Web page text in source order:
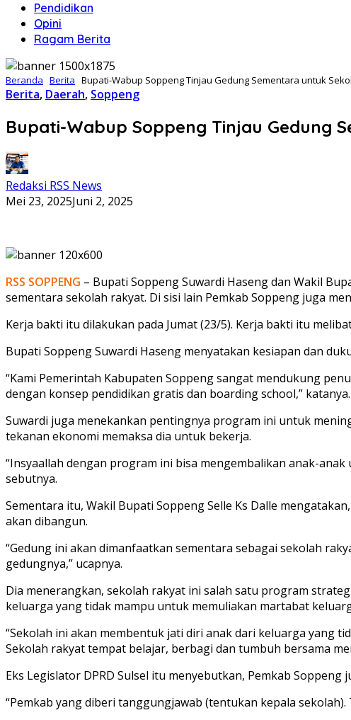
Pendidikan
Opini
Ragam Berita
Beranda Berita Bupati-Wabup Soppeng Tinjau Gedung Sementara untuk
Berita, Daerah, Soppeng
Bupati-Wabup Soppeng Tinjau Gedung
Redaksi RSS News
Mei 23, 2025Juni 2, 2025
RSS SOPPENG – Bupati Soppeng Suwardi Haseng dan Wakil
sementara sekolah rakyat. Di sisi lain Pemkab Soppeng juga
Kerja bakti itu dilakukan pada Jumat (23/5). Kerja bakti itu
Bupati Soppeng Suwardi Haseng menyatakan kesiapan dan
“Kami Pemerintah Kabupaten Soppeng sangat mendukung
dengan konsep pendidikan gratis dan boarding school,” katanya.
Suwardi juga menekankan pentingnya program ini untuk
tekanan ekonomi memaksa dia untuk bekerja.
“Insyaallah dengan program ini bisa mengembalikan anak-
sebutnya.
Sementara itu, Wakil Bupati Soppeng Selle Ks Dalle
akan dibangun.
“Gedung ini akan dimanfaatkan sementara sebagai sekolah
gedungnya,” ucapnya.
Dia menerangkan, sekolah rakyat ini salah satu program
keluarga yang tidak mampu untuk memuliakan martabat
“Sekolah ini akan membentuk jati diri anak dari keluarga yang
Sekolah rakyat tempat belajar, berbagi dan tumbuh bersama
Eks Legislator DPRD Sulsel itu menyebutkan, Pemkab
“Pemkab yang diberi tanggungjawab (tentukan kepala